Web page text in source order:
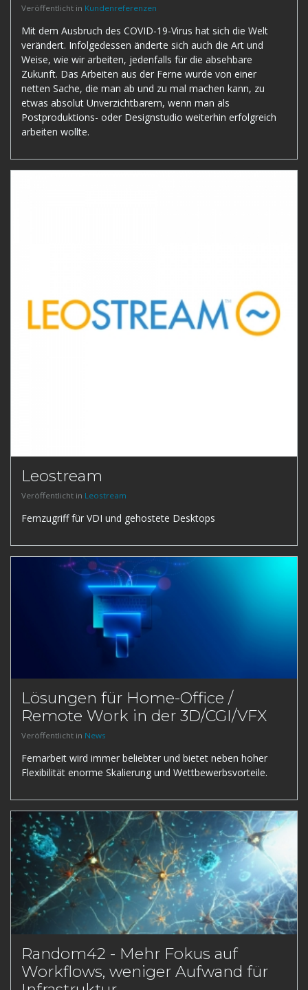
Veröffentlicht in Kundenreferenzen
Mit dem Ausbruch des COVID-19-Virus hat sich die Welt
verändert. Infolgedessen änderte sich auch die Art und
Weise, wie wir arbeiten, jedenfalls für die absehbare
Zukunft. Das Arbeiten aus der Ferne wurde von einer
netten Sache, die man ab und zu mal machen kann, zu
etwas absolut Unverzichtbarem, wenn man als
Postproduktions- oder Designstudio weiterhin erfolgreich
arbeiten wollte.
Leostream
Veröffentlicht in Leostream
Fernzugriff für VDI und gehostete Desktops
Lösungen für Home-Office /
Remote Work in der 3D/CGI/VFX
Veröffentlicht in News
Fernarbeit wird immer beliebter und bietet neben hoher
Flexibilität enorme Skalierung und Wettbewerbsvorteile.
Random42 - Mehr Fokus auf
Workflows, weniger Aufwand für